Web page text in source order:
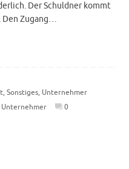
Der Schuldner kommt
Den Zugang…
, Sonstiges, Unternehmer
Unternehmer 0